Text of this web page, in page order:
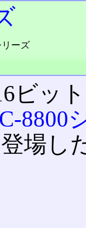
リーズ
ビッ
8800
場し